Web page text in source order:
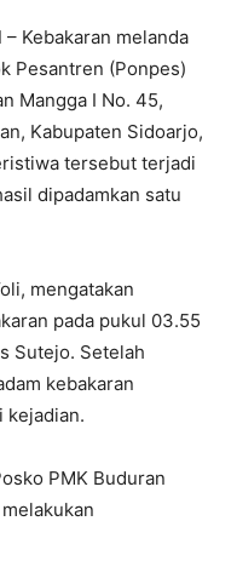
– Kebakaran melanda
Pesantren (Ponpes)
Mangga I No. 45,
Kabupaten Sidoarjo,
tersebut terjadi
dipadamkan satu
mengatakan
pada pukul 03.55
Sutejo. Setelah
kebakaran
kejadian.
PMK Buduran